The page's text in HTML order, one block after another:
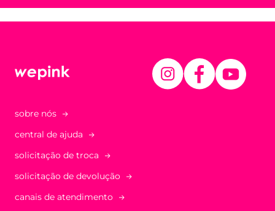
sobre nós
central de ajuda
solicitação de troca
solicitação de devolução
canais de atendimento